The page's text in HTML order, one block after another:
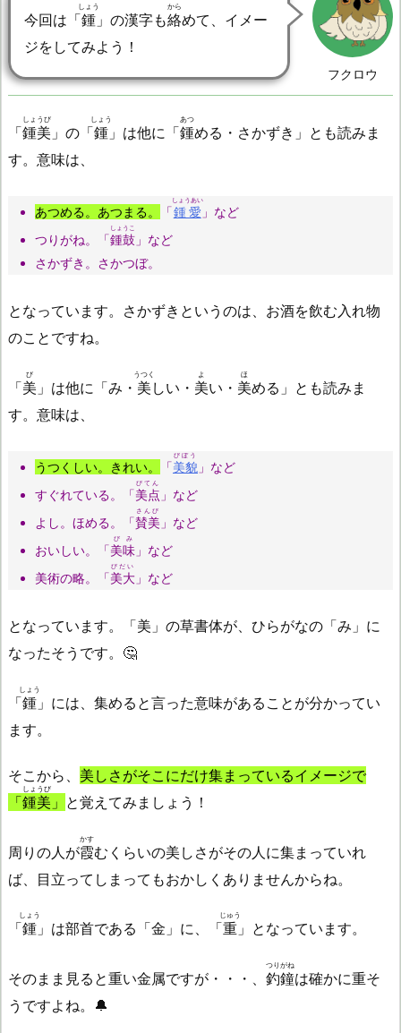
フクロウ
今回は「鍾
しょう
」の漢字も絡
から
めて、イメー
ジをしてみよう！
「鍾美
しょうび
」の「鍾
しょう
」は他に「鍾
あつ
める・さかずき」とも読みま
す。意味は、
あつめる。あつまる。 「鍾愛
しょうあい
」など
つりがね。「鍾鼓
しょうこ
」など
さかずき。さかつぼ。
となっています。さかずきというのは、お酒を飲む入れ物
のことですね。
「美
び
」は他に「み・ 美
うつく
しい・ 美
よ
い・ 美
ほ
める」とも読みま
す。意味は、
うつくしい。きれい。 「美貌
びぼう
」など
すぐれている。「美点
びてん
」など
よし。ほめる。「賛美
さんび
」など
おいしい。「美味
びみ
」など
美術の略。「美大
びだい
」など
となっています。「美」の草書体が、ひらがなの「み」に
なったそうです。🤔
「鍾
しょう
」には、集めると言った意味があることが分かってい
ます。
そこから、 美しさがそこにだけ集まっているイメージで
「鍾美
しょうび
」 と覚えてみましょう！
周りの人が霞
かす
むくらいの美しさがその人に集まっていれ
ば、目立ってしまってもおかしくありませんからね。
「鍾
しょう
」は部首である「金」に、「重
じゅう
」となっています。
そのまま見ると重い金属ですが・・・、 釣鐘
つりがね
は確かに重そ
うですよね。🔔